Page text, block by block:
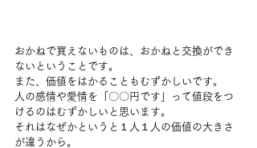
おかねで買えないものは、おかねと交換ができ
ないということです。
また、価値をはかることもむずかしいです。
人の感情や愛情を「〇〇円です」って値段をつ
けるのはむずかしいと思います。
それはなぜかというと１人１人の価値の大きさ
が違うから。